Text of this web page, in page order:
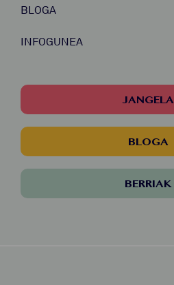
BLOGA
INFOGUNEA
JANGELA
BLOGA
BERRIAK